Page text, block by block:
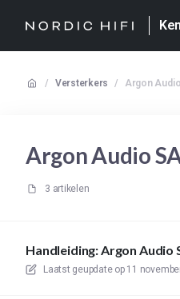
/ Versterkers / Argon
Argon Audio
3 artikelen
Handleiding: Argon Audio
Laatst geupdate op 11